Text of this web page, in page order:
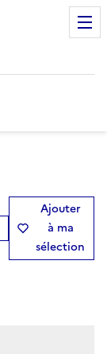
Ajouter
à ma
sélection